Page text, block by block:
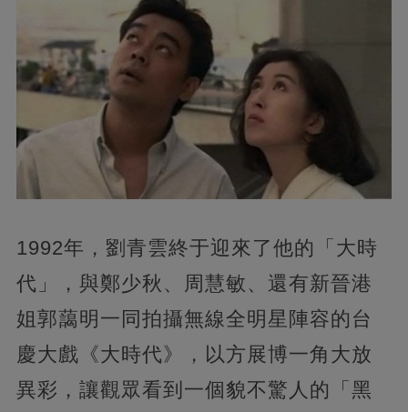
1992年，劉青雲終于迎來了他的「大時
代」，與鄭少秋、周慧敏、還有新晉港
姐郭藹明一同拍攝無線全明星陣容的台
慶大戲《大時代》，以方展博一角大放
異彩，讓觀眾看到一個貌不驚人的「黑